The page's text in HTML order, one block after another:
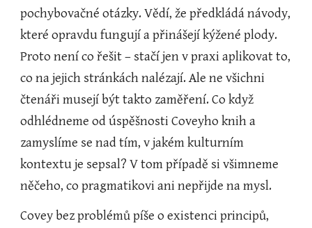
pochybovačné otázky. Vědí, že předkládá návody,
které opravdu fungují a přinášejí kýžené plody.
Proto není co řešit – stačí jen v praxi aplikovat to,
co na jejich stránkách nalézají. Ale ne všichni
čtenáři musejí být takto zaměření. Co když
odhlédneme od úspěšnosti Coveyho knih a
zamyslíme se nad tím, v jakém kulturním
kontextu je sepsal? V tom případě si všimneme
něčeho, co pragmatikovi ani nepřijde na mysl.
Covey bez problémů píše o existenci principů,